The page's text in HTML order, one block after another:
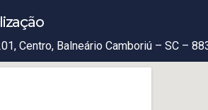
Centro, Balneário Camboriú – SC –